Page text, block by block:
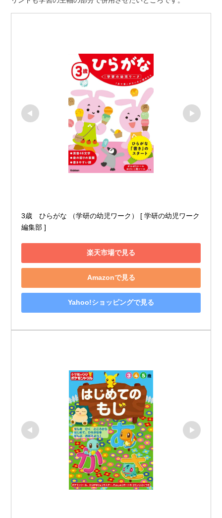
3歳　ひらがな （学研の幼児ワーク） [ 学研の幼児ワーク
編集部 ]
楽天市場で見る
Amazonで見る
Yahoo!ショッピングで見る